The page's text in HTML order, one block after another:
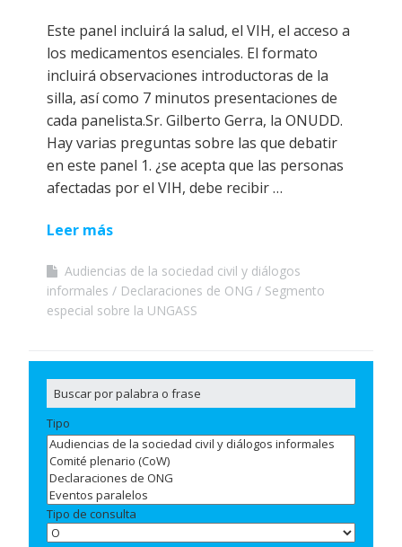
Este panel incluirá la salud, el VIH, el acceso a
los medicamentos esenciales. El formato
incluirá observaciones introductoras de la
silla, así como 7 minutos presentaciones de
cada panelista.Sr. Gilberto Gerra, la ONUDD.
Hay varias preguntas sobre las que debatir
en este panel 1. ¿se acepta que las personas
afectadas por el VIH, debe recibir …
Leer más
Audiencias de la sociedad civil y diálogos
informales
Declaraciones de ONG
Segmento
especial sobre la UNGASS
Tipo
Tipo de consulta